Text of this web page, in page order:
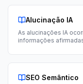
Alucinação IA
As alucinações IA
informações
SEO Semântico